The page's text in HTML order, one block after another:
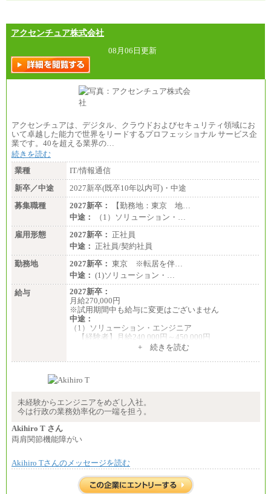
県、福島県、山形県
・月給には一律地域手当を含んだ金額を表示
（一律地域手当：※1…36,000円、※2…33,000円、
※3…28,000円、※4…25,000円、※5…23,000円）
・試用期間中も給与変更なし
●基幹職（地域限定社員）
・大学・院卒／月給185,000 円～219,000 円 ※勤務地
により異なる。
〈大阪・兵庫〉209,000 円
〈愛知〉194,500 円 〈福岡〉1
85,000 円
地により異なる。
〈東京・神奈川〉210,000 円
〈大阪・兵庫〉200,000 円
〈愛知〉194,500 円 〈福
岡〉185,000円
※基本給のみ（地域手当なし）
※試用期間中も給与変更なし
中途：
【阪急交通社】
◆正社員/総合職
月給250,000円～(※1)、247,000円～(※2)、242,000円
～(※3)、239,000円～(※4)、237,000円～（※5）
・月給は一律地域手当を含んだ金額を表示
（※1…36,000円、※2…33,000円、※3…28,000円、
※4…25,000円、※5…23,000円）
・試用期間中も給与変更なし
◆正社員/基幹職
〈東京・神奈川〉月給219,000 円～ 〈大阪・兵庫〉
・試用期間中も給与変更なし
月給187,500円～(※1)、184,000円～(※2)、180,500円
～(※3)、170,500～(※4)、168,000円～（※5）
※2…大阪府、京都府、兵庫県、滋賀県
※4…北海道、宮城県、栃木県、群馬県、長野県、新
潟県、富山県、石川県、岡山県、広島県、山口県、
香川県、福岡県
※5…青森県、鳥取県、島根県、愛媛県、高知県、大
アクセンチュア株式会社
08月06日更新
アクセンチュアは、デジタル、クラウドおよびセキュリティ領域にお
いて卓越した能力で世界をリードするプロフェッショナル サービス企
業です。40を超える業界の…
続きを読む
業種
IT/情報通信
新卒／中途
2027新卒(既卒10年以内可)・中途
募集職種
2027新卒：
【勤務地：東京 地…
中途：
（1）ソリューション・…
雇用形態
2027新卒： 正社員
中途： 正社員/契約社員
勤務地
2027新卒： 東京 ※転居を伴…
中途： (1)ソリューション・…
給与
2027新卒：
月給270,000円
※試用期間中も給与に変更はございません
中途：
（1）ソリューション・エンジニア
【経験者】月給240,000円～450,000円
※地域や業務内容によって変動があります
※地域や業務内容によって変動があります
（2）一般事務
※地域や業務内容によって変動があります
※試用期間中も給与に変更はございません
+ 続きを読む
未経験からエンジニアをめざし入社。
今は行政の業務効率化の一端を担う。
Akihiro T さん
両肩関節機能障がい
Akihiro Tさんのメッセージを読む